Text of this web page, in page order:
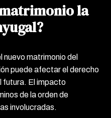
la
matrimonio del
puede afectar el derecho
futura. El impacto
de la orden de
involucradas.